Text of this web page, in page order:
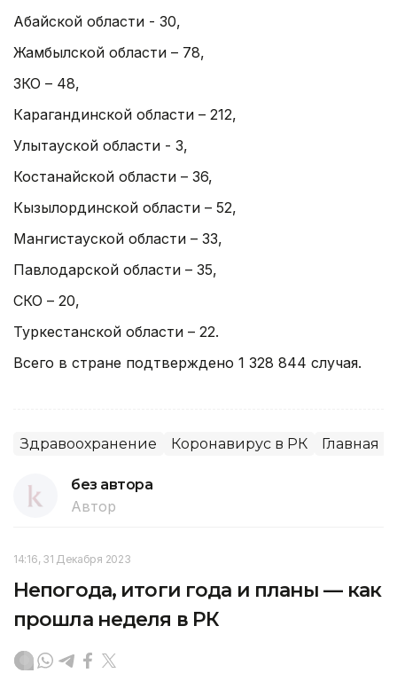
Абайской области - 30,
Жамбылской области – 78,
ЗКО – 48,
Карагандинской области – 212,
Улытауской области - 3,
Костанайской области – 36,
Кызылординской области – 52,
Мангистауской области – 33,
Павлодарской области – 35,
СКО – 20,
Туркестанской области – 22.
Всего в стране подтверждено 1 328 844 случая.
Здравоохранение Коронавирус в РК Главная
без автора
Автор
14:16, 31 Декабря 2023
Непогода, итоги года и планы — как
прошла неделя в РК